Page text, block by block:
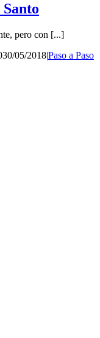
Santo
pero con [...]
30/05/2018|Paso a Paso